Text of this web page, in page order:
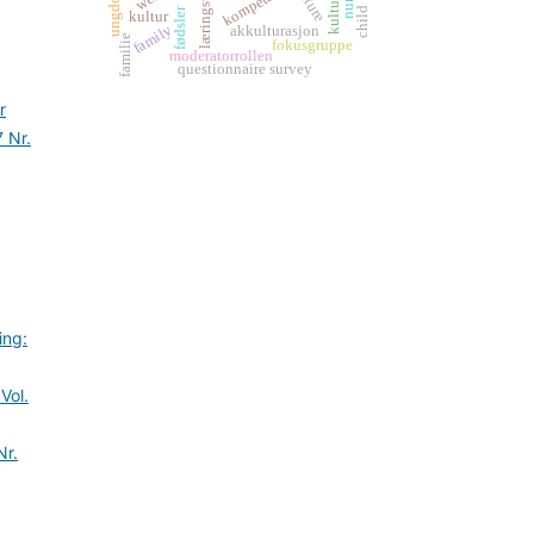
Nr.
fødsler
akkulturasjon
fokusgruppe
moderatorrollen
kultur child
family
questionnaire survey
familie